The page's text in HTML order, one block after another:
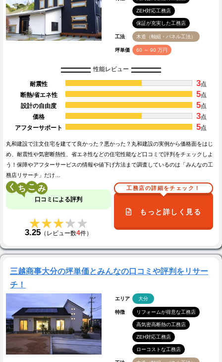
ZEH対応工務店
保証が充実した工務店
工法 木造（軸組・パネル工法）
坪単価 60 ～ 90 万円
性能レビュー
耐震性 3点
断熱/省エネ性
5点
設計の自由度
5点
価格
3点
アフターサポート
5点
丸和建設で注文住宅を建てて良かった？悪かった？丸和建設の実例から価格面をはじ
め、耐震性や気密断熱性、省エネ性などの住宅性能など口コミで評判をチェックしよ
う！保障やアフターサービスの情報や値下げ方法まで調査しているのは「みんなの工
務店リサーチ」だけ…
く こ
口コミによる評判
★★★★★
★★★★★
3.25 （レビュー数4件）
工務店の詳細をチェック！
もっと詳しく見る
三越商事大分の坪単価とみんなの口コミや評判をリサー
チ！
エリア 大分
特徴 リフォームが得意な工務店
高気密高断熱の工務店
ZEH対応工務店
ローコストな工務店